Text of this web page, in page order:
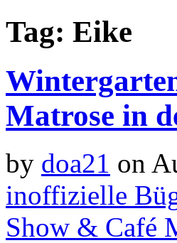
Tag: Eike
Matrose in
by doa21 on
inoffizielle
Show & Café